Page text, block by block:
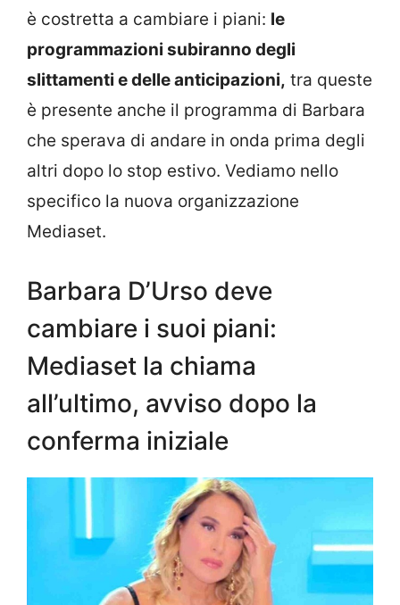
è costretta a cambiare i piani: le
programmazioni subiranno degli
slittamenti e delle anticipazioni, tra queste
è presente anche il programma di Barbara
che sperava di andare in onda prima degli
altri dopo lo stop estivo. Vediamo nello
specifico la nuova organizzazione
Mediaset.
Barbara D’Urso deve
cambiare i suoi piani:
Mediaset la chiama
all’ultimo, avviso dopo la
conferma iniziale